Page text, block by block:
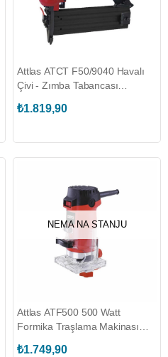
Attlas ATCT F50/9040 Havalı
Çivi - Zımba Tabancası
₺1.819,90
NEMA NA STANJU
Attlas ATF500 500 Watt
Formika Traşlama Makinası
₺1.749,90